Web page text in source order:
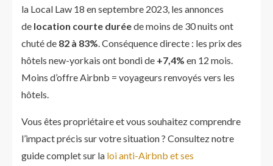
la Local Law 18 en septembre 2023, les annonces
de location courte duréede moins de 30 nuits ont
chuté de 82 à 83%. Conséquence directe : les prix des
hôtels new-yorkais ont bondi de +7,4% en 12 mois.
Moins d’offre Airbnb = voyageurs renvoyés vers les
hôtels.
Vous êtes propriétaire et vous souhaitez comprendre
l’impact précis sur votre situation ? Consultez notre
guide complet sur la loi anti-Airbnb et ses